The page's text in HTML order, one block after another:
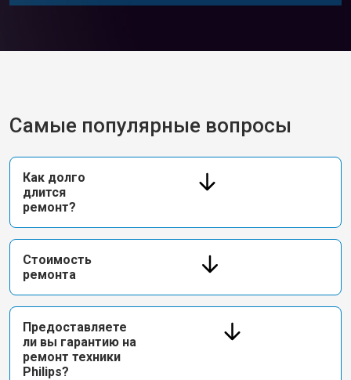
Самые популярные вопросы
Как долго
длится
ремонт?
Стоимость
ремонта
Предоставляете
ли вы гарантию на
ремонт техники
Philips?